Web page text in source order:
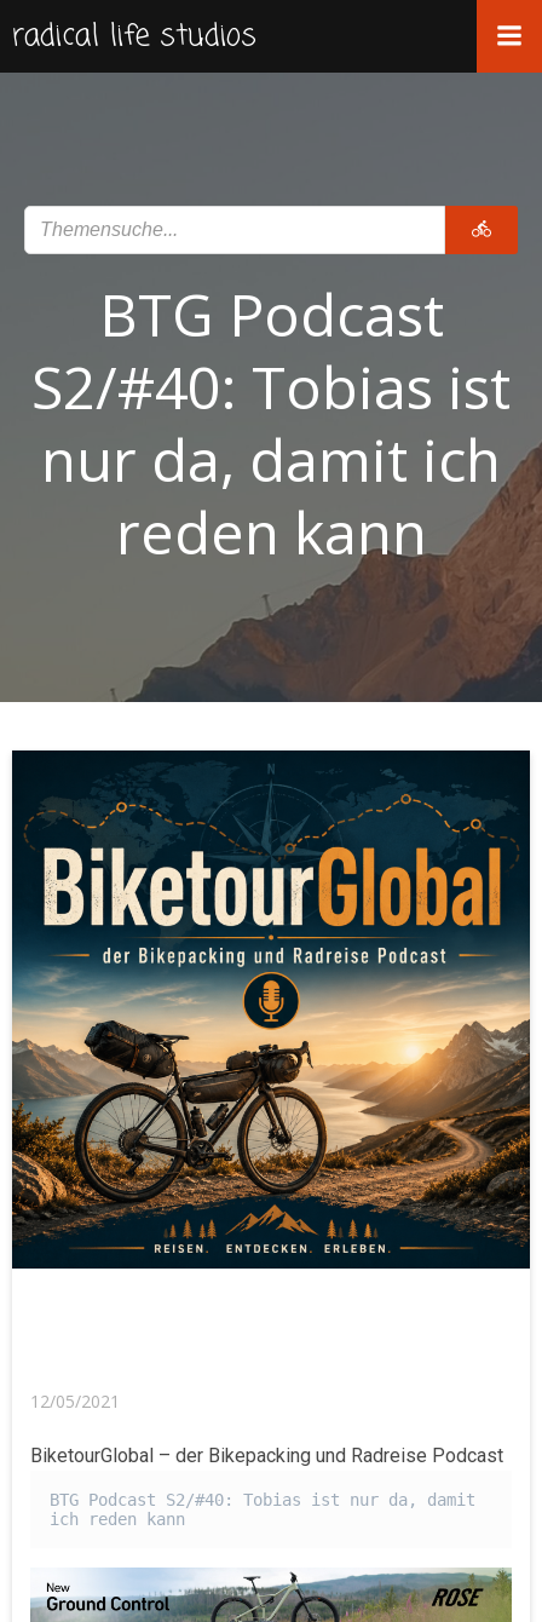
springen
radical life studios
BTG Podcast
S2/#40: Tobias ist
nur da, damit ich
reden kann
12/05/2021
BiketourGlobal – der Bikepacking und Radreise Podcast
BTG Podcast S2/#40: Tobias ist nur da, damit
ich reden kann